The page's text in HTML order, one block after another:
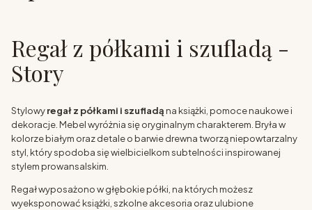
Regał z półkami i szufladą -
Story
Stylowyregał z półkami i szufladą na książki, pomoce naukowe i
dekoracje. Mebel wyróżnia się oryginalnym charakterem. Bryła w
kolorze białym oraz detale o barwie drewna tworzą niepowtarzalny
styl, który spodoba się wielbicielkom subtelności inspirowanej
stylem prowansalskim.
Regał wyposażono w głębokie półki, na których możesz
wyeksponować książki, szkolne akcesoria oraz ulubione